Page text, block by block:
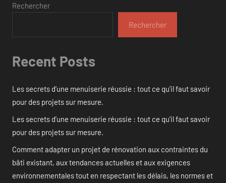
Rechercher
Rechercher
Recent Posts
Les secrets d’une menuiserie réussie : tout ce qu’il faut savoir
pour des projets sur mesure.
Les secrets d’une menuiserie réussie : tout ce qu’il faut savoir
pour des projets sur mesure.
Comment adapter un projet de rénovation aux contraintes du
bâti existant, aux tendances actuelles et aux exigences
environnementales tout en respectant les délais, les normes et